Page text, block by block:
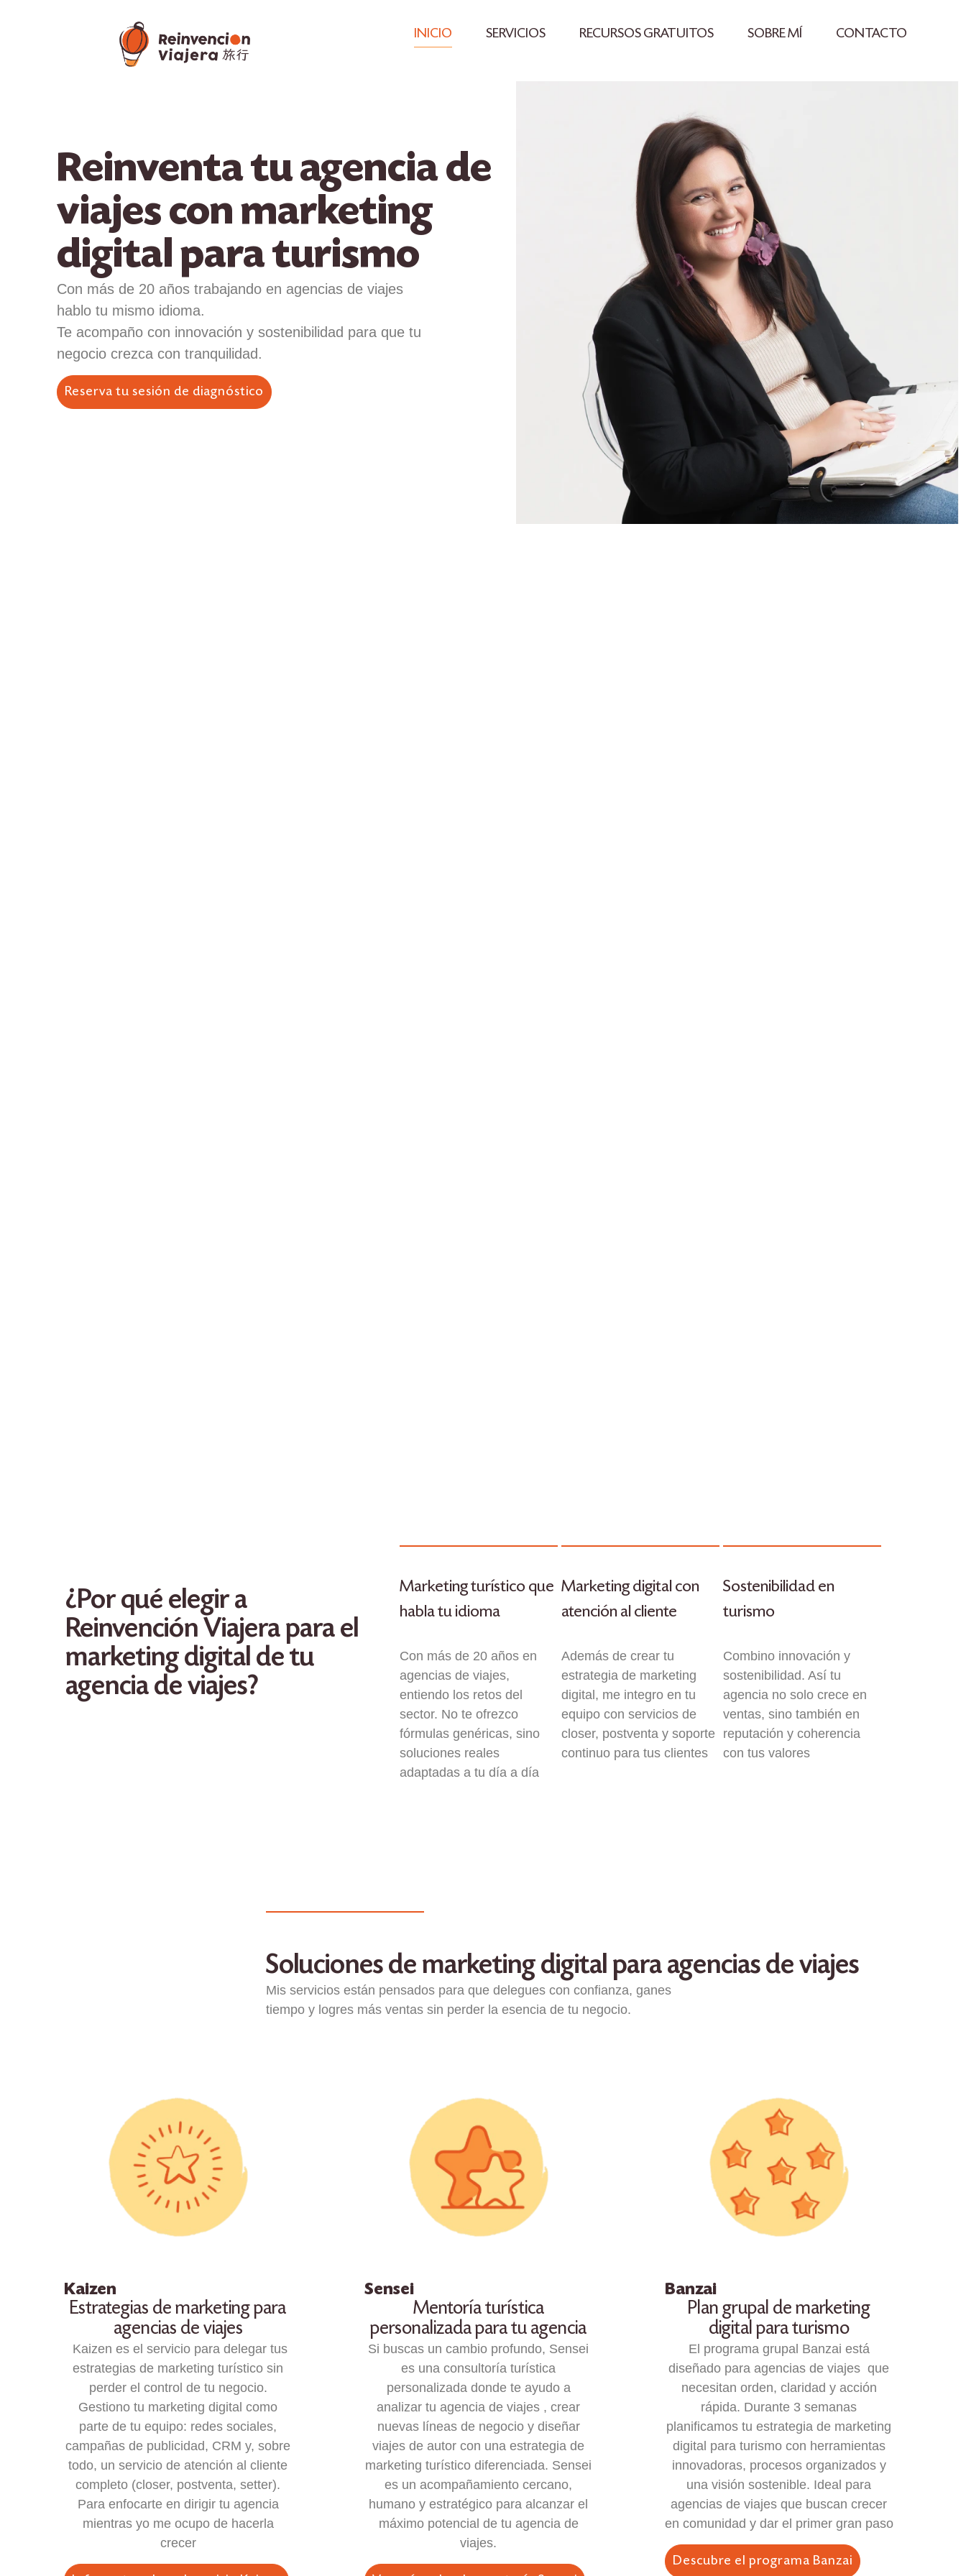
INICIO SERVICIOS RECURSOS GRATUITOS SOBRE MÍ CONTACTO
Reinventa tu agencia de
viajes con marketing
digital para turismo
Con más de 20 años trabajando en agencias de viajes
hablo tu mismo idioma.
Te acompaño con innovación y sostenibilidad para que tu
negocio crezca con tranquilidad.
Reserva tu sesión de diagnóstico
¿Por qué elegir a
Reinvención Viajera para el
marketing digital de tu
agencia de viajes?
Marketing turístico que
habla tu idioma
Con más de 20 años en
agencias de viajes,
entiendo los retos del
sector. No te ofrezco
fórmulas genéricas, sino
soluciones reales
adaptadas a tu día a día
Marketing digital con
atención al cliente
Además de crear tu
estrategia de marketing
digital, me integro en tu
equipo con servicios de
closer, postventa y soporte
continuo para tus clientes
Sostenibilidad en
turismo
Combino innovación y
sostenibilidad. Así tu
agencia no solo crece en
ventas, sino también en
reputación y coherencia
con tus valores
Soluciones de marketing digital para agencias de viajes
Mis servicios están pensados para que delegues con confianza, ganes
tiempo y logres más ventas sin perder la esencia de tu negocio.
Kaizen
Estrategias de marketing para
agencias de viajes
Kaizen es el servicio para delegar tus
estrategias de marketing turístico sin
perder el control de tu negocio.
Gestiono tu marketing digital como
parte de tu equipo: redes sociales,
campañas de publicidad, CRM y, sobre
todo, un servicio de atención al cliente
completo (closer, postventa, setter).
Para enfocarte en dirigir tu agencia
mientras yo me ocupo de hacerla
crecer
Sensei
Mentoría turística
personalizada para tu agencia
Si buscas un cambio profundo, Sensei
es una consultoría turística
personalizada donde te ayudo a
analizar tu agencia de viajes , crear
nuevas líneas de negocio y diseñar
viajes de autor con una estrategia de
marketing turístico diferenciada. Sensei
es un acompañamiento cercano,
humano y estratégico para alcanzar el
máximo potencial de tu agencia de
viajes.
Banzai
Plan grupal de marketing
digital para turismo
El programa grupal Banzai está
diseñado para agencias de viajes que
necesitan orden, claridad y acción
rápida. Durante 3 semanas
planificamos tu estrategia de marketing
digital para turismo con herramientas
innovadoras, procesos organizados y
una visión sostenible. Ideal para
agencias de viajes que buscan crecer
en comunidad y dar el primer gran paso
Descubre el programa Banzai